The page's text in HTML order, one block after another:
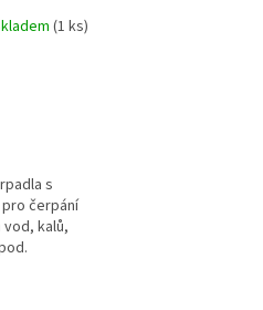
230V (1 ks)
s
čerpání
kalů,